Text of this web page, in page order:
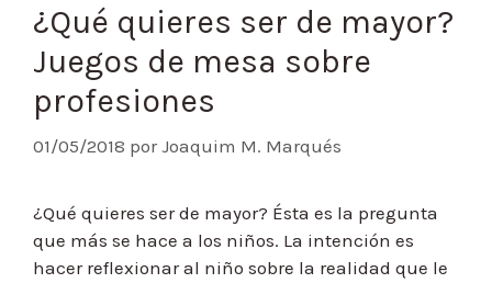
¿Qué quieres ser de mayor?
Juegos de mesa sobre
profesiones
01/05/2018 porJoaquim M. Marqués
¿Qué quieres ser de mayor? Ésta es la pregunta
que más se hace a los niños. La intención es
hacer reflexionar al niño sobre la realidad que le